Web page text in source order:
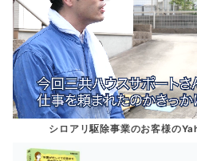
シロアリ駆除事業のお客様の